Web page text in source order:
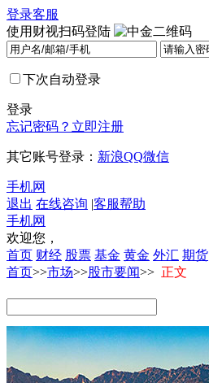
登录客服
使用财视扫码登陆
下次自动登录
登录
忘记密码？ 立即注册
其它账号登录： 新浪QQ微信
手机网
退出 在线咨询 |客服帮助
手机网
欢迎您，
首页 财经 股票 基金 黄金 外汇 期货
首页>>市场>>股市要闻>> 正文